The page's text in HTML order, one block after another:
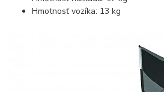
Hmotnosť vozíka: 13 kg